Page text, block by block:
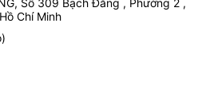
Số 309 Bạch Đằng , Phường 2 ,
Chí Minh